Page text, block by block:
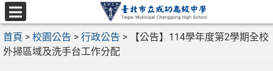
跳
至
主
要
選
單
首頁 > 校園公告 > 行政公告 >
【公告】114學年度第2學期全校
外掃區域及洗手台工作分配